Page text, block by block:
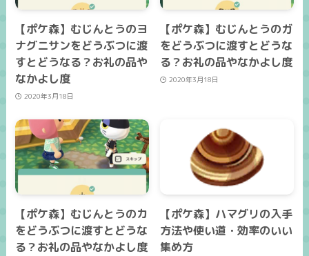
【ポケ森】むじんとうのヨ
ナグニサンをどうぶつに渡
すとどうなる？お礼の品や
なかよし度
2020年3月18日
【ポケ森】むじんとうのガ
をどうぶつに渡すとどうな
る？お礼の品やなかよし度
2020年3月18日
【ポケ森】むじんとうのカ
をどうぶつに渡すとどうな
る？お礼の品やなかよし度
【ポケ森】ハマグリの入手
方法や使い道・効率のいい
集め方